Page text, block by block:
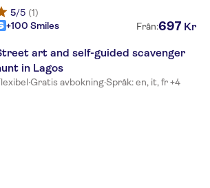
Resort
& Beach Resort
Hotel
Salema
Ambiance Village
Hotel
Vila Apartments
5/5 (1)
+100 Smiles
Från:697 Kr
art and self-guided scavenger
in Lagos
·Gratis avbokning·Språk: en, it, fr +4